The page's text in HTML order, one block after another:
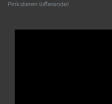
Pinksteren (offerande)